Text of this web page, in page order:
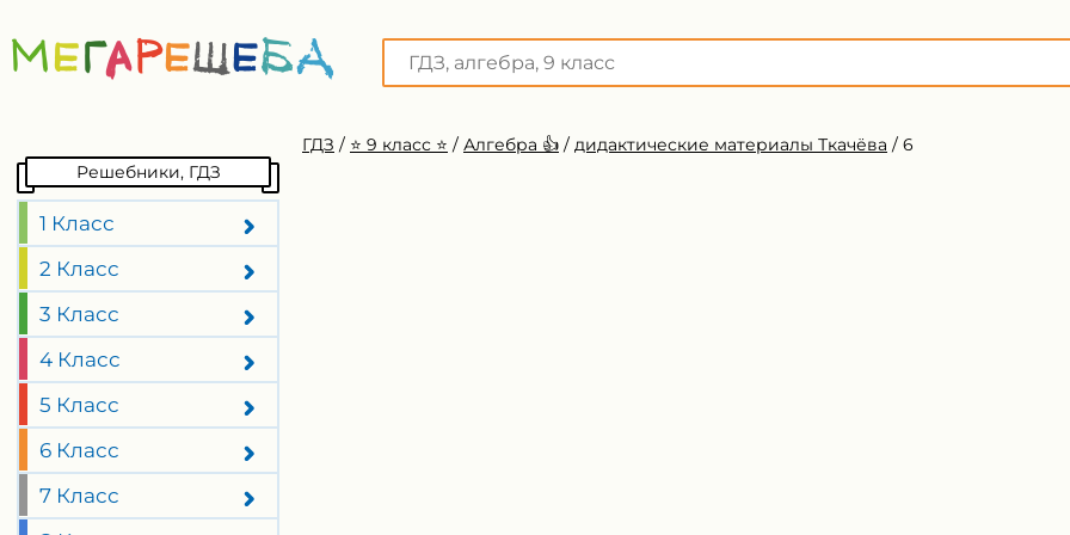
Решебники, ГДЗ
1 Класс
2 Класс
3 Класс
4 Класс
5 Класс
6 Класс
7 Класс
ГДЗ / ⭐️ 9 класс ⭐️ / Алгебра 👍 / дидактические материалы Ткачёва / 6